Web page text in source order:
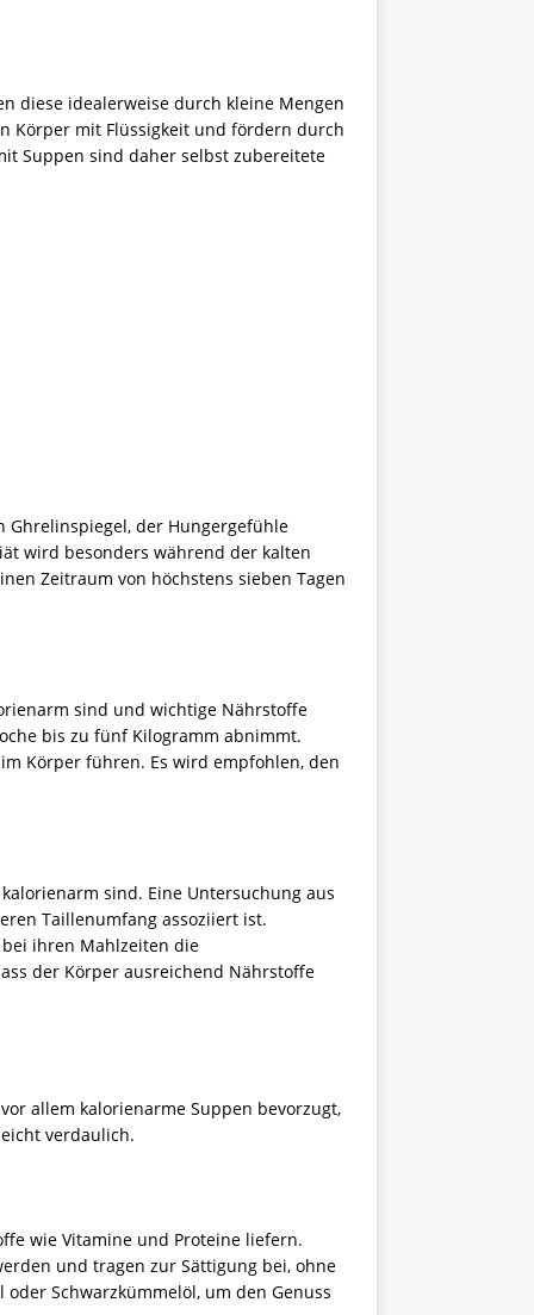
diese idealerweise durch kleine Mengen
Körper mit Flüssigkeit und fördern durch
Suppen sind daher selbst zubereitete
Ghrelinspiegel, der Hungergefühle
wird besonders während der kalten
Zeitraum von höchstens sieben Tagen
sind und wichtige Nährstoffe
bis zu fünf Kilogramm abnimmt.
Körper führen. Es wird empfohlen, den
sind. Eine Untersuchung aus
Taillenumfang assoziiert ist.
ihren Mahlzeiten die
der Körper ausreichend Nährstoffe
allem kalorienarme Suppen bevorzugt,
verdaulich.
wie Vitamine und Proteine liefern.
und tragen zur Sättigung bei, ohne
Schwarzkümmelöl, um den Genuss